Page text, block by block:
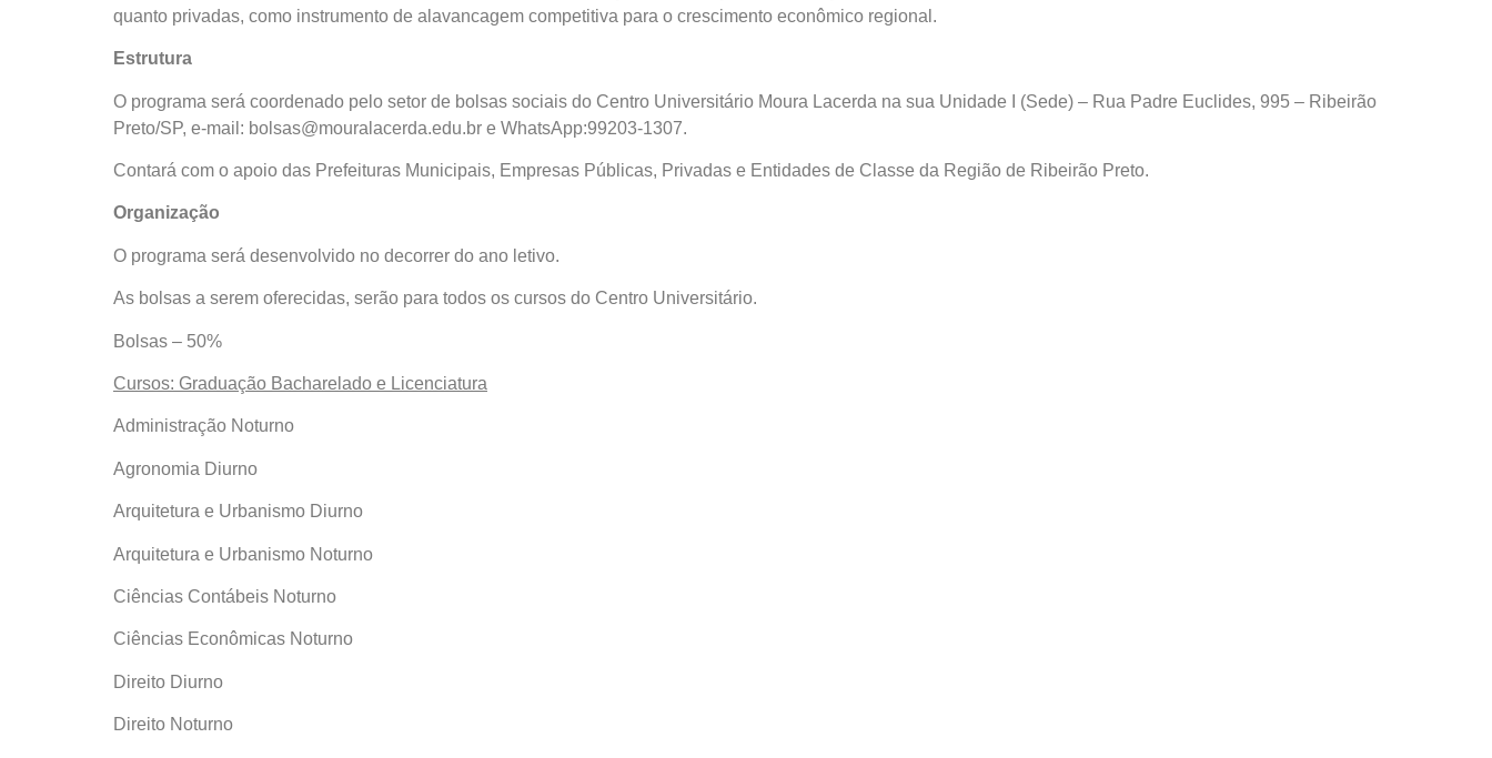
quanto privadas, como instrumento de alavancagem competitiva para o crescimento econômico regional.
Estrutura
O programa será coordenado pelo setor de bolsas sociais do Centro Universitário Moura Lacerda na sua Unidade I (Sede) – Rua Padre Euclides, 995 – Ribeirão
Preto/SP, e-mail: bolsas@mouralacerda.edu.br e WhatsApp:99203-1307.
Contará com o apoio das Prefeituras Municipais, Empresas Públicas, Privadas e Entidades de Classe da Região de Ribeirão Preto.
Organização
O programa será desenvolvido no decorrer do ano letivo.
As bolsas a serem oferecidas, serão para todos os cursos do Centro Universitário.
Bolsas – 50%
Cursos: Graduação Bacharelado e Licenciatura
Administração Noturno
Agronomia Diurno
Arquitetura e Urbanismo Diurno
Arquitetura e Urbanismo Noturno
Ciências Contábeis Noturno
Ciências Econômicas Noturno
Direito Diurno
Direito Noturno